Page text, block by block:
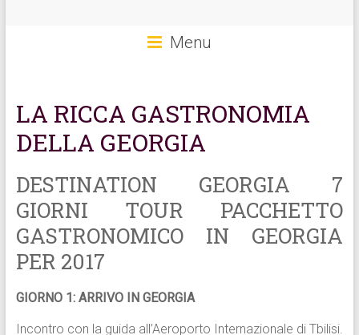
Menu
LA RICCA GASTRONOMIA
DELLA GEORGIA
DESTINATION GEORGIA 7
GIORNI TOUR PACCHETTO
GASTRONOMICO IN GEORGIA
PER 2017
GIORNO 1: ARRIVO IN GEORGIA
Incontro con la guida all’Aeroporto Internazionale di Tbilisi.